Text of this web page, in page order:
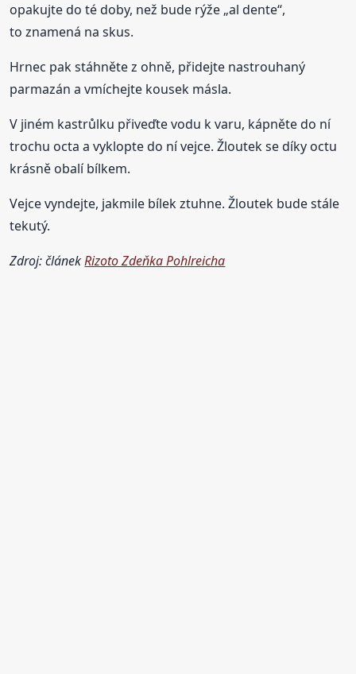
opakujte do té doby, než bude rýže „al dente“,
to znamená na skus.
Hrnec pak stáhněte z ohně, přidejte nastrouhaný
parmazán a vmíchejte kousek másla.
V jiném kastrůlku přiveďte vodu k varu, kápněte do ní
trochu octa a vyklopte do ní vejce. Žloutek se díky octu
krásně obalí bílkem.
Vejce vyndejte, jakmile bílek ztuhne. Žloutek bude stále
tekutý.
Zdroj: článekRizoto Zdeňka Pohlreicha